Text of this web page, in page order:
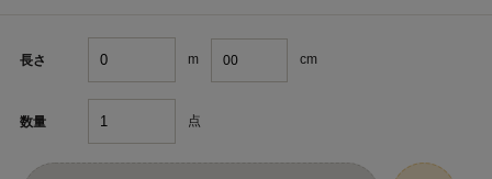
長さ m cm
数量 点